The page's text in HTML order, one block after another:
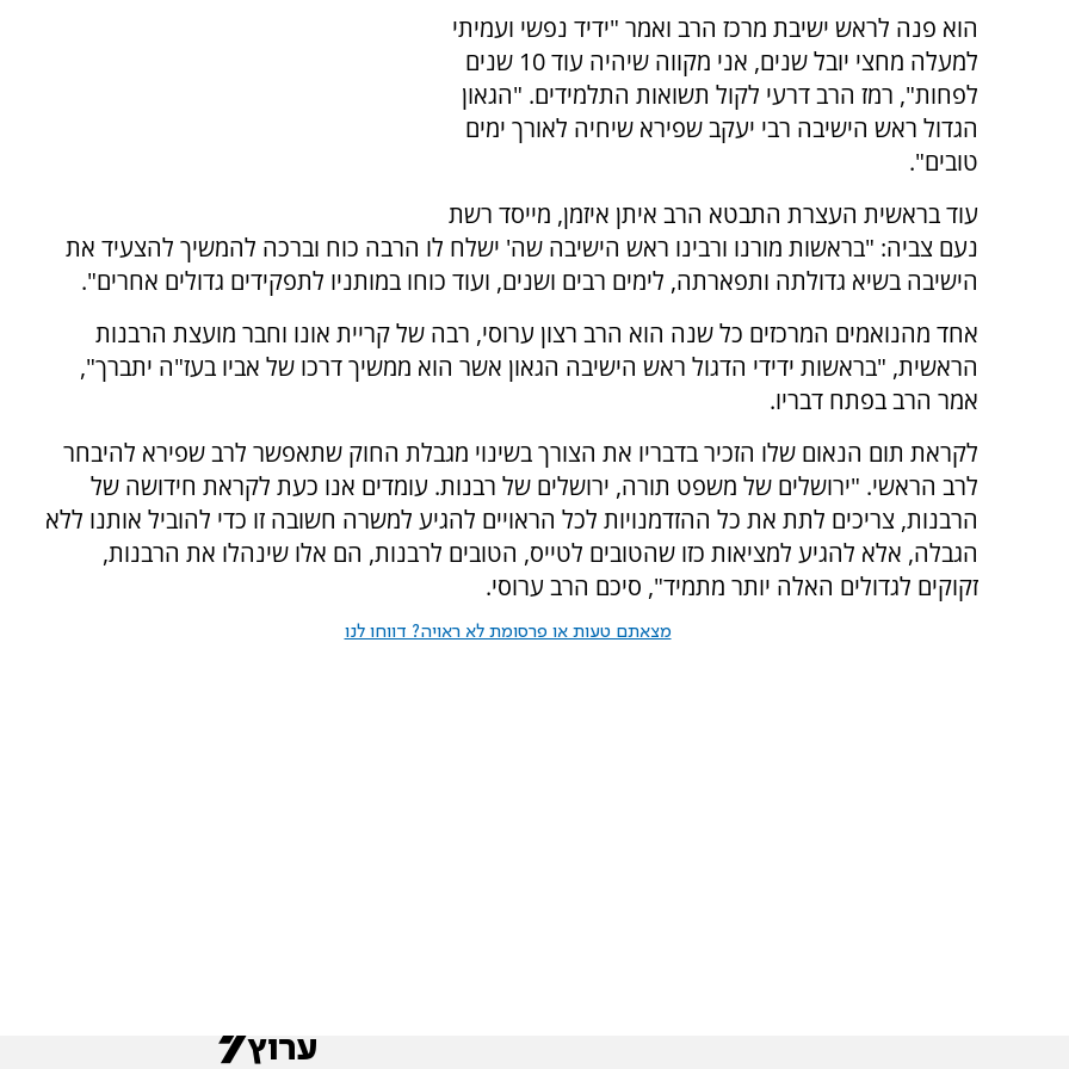
הוא פנה לראש ישיבת מרכז הרב ואמר "ידיד נפשי ועמיתי
למעלה מחצי יובל שנים, אני מקווה שיהיה עוד 10 שנים
לפחות", רמז הרב דרעי לקול תשואות התלמידים. "הגאון
הגדול ראש הישיבה רבי יעקב שפירא שיחיה לאורך ימים
טובים".
עוד בראשית העצרת התבטא הרב איתן איזמן, מייסד רשת
נעם צביה: "בראשות מורנו ורבינו ראש הישיבה שה' ישלח לו הרבה כוח וברכה להמשיך להצעיד את
הישיבה בשיא גדולתה ותפארתה, לימים רבים ושנים, ועוד כוחו במותניו לתפקידים גדולים אחרים".
אחד מהנואמים המרכזים כל שנה הוא הרב רצון ערוסי, רבה של קריית אונו וחבר מועצת הרבנות
הראשית, "בראשות ידידי הדגול ראש הישיבה הגאון אשר הוא ממשיך דרכו של אביו בעז"ה יתברך",
אמר הרב בפתח דבריו.
לקראת תום הנאום שלו הזכיר בדבריו את הצורך בשינוי מגבלת החוק שתאפשר לרב שפירא להיבחר
לרב הראשי. "ירושלים של משפט תורה, ירושלים של רבנות. עומדים אנו כעת לקראת חידושה של
הרבנות, צריכים לתת את כל ההזדמנויות לכל הראויים להגיע למשרה חשובה זו כדי להוביל אותנו ללא
הגבלה, אלא להגיע למציאות כזו שהטובים לטייס, הטובים לרבנות, הם אלו שינהלו את הרבנות,
זקוקים לגדולים האלה יותר מתמיד", סיכם הרב ערוסי.
מצאתם טעות או פרסומת לא ראויה? דווחו לנו